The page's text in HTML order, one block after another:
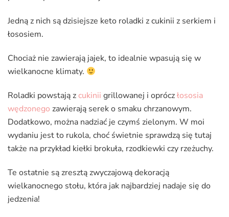
Jedną z nich są dzisiejsze keto roladki z cukinii z serkiem i
łososiem.
Chociaż nie zawierają jajek, to idealnie wpasują się w
wielkanocne klimaty.
Roladki powstają zcukinii grillowanej i opróczłososia
wędzonego zawierają serek o smaku chrzanowym.
Dodatkowo, można nadziać je czymś zielonym. W moi
wydaniu jest to rukola, choć świetnie sprawdzą się tutaj
także na przykład kiełki brokuła, rzodkiewki czy rzeżuchy.
Te ostatnie są zresztą zwyczajową dekoracją
wielkanocnego stołu, która jak najbardziej nadaje się do
jedzenia!